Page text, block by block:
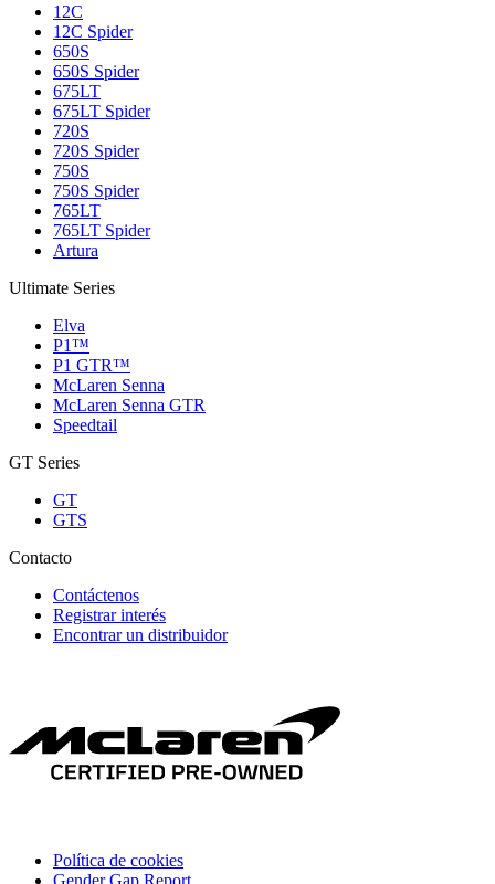
12C
12C Spider
650S
650S Spider
675LT
675LT Spider
720S
720S Spider
750S
750S Spider
765LT
765LT Spider
Artura
Ultimate Series
Elva
P1™
P1 GTR™
McLaren Senna
McLaren Senna GTR
Speedtail
GT Series
GT
GTS
Contacto
Contáctenos
Registrar interés
Encontrar un distribuidor
Política de cookies
Gender Gap Report